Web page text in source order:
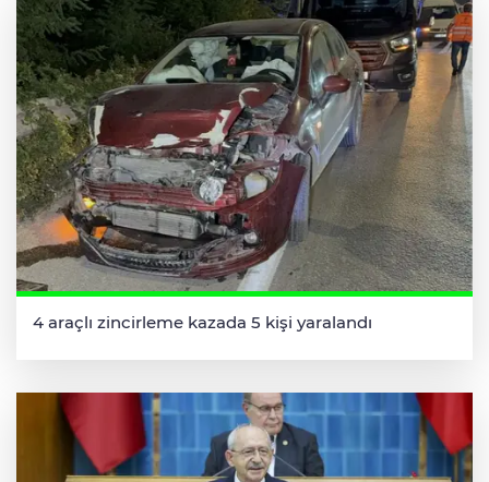
4 araçlı zincirleme kazada 5 kişi yaralandı